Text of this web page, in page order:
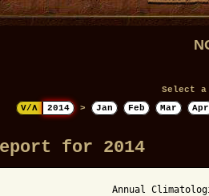
Select a
V/Λ
2014 > Jan Feb Mar Apr
for 2014
Annual